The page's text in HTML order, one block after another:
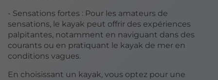
- Sensations fortes : Pour les amateurs de
sensations, le kayak peut offrir des expériences
palpitantes, notamment en naviguant dans des
courants ou en pratiquant le kayak de mer en
conditions vagues.
En choisissant un kayak, vous optez pour une